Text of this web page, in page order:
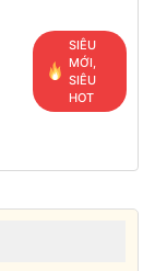
SIÊU
MỚI,
SIÊU
HOT